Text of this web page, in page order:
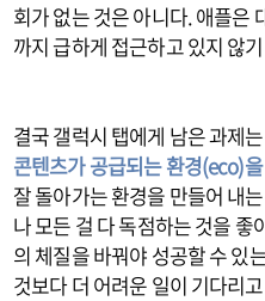
회가 없는 것은 아니다. 애플은
까지 급하게 접근하고 있지 않
결국 갤럭시 탭에게 남은 과제
콘텐츠가 공급되는 환경(eco)
잘 돌아가는 환경을 만들어 내
나 모든 걸 다 독점하는 것을
의 체질을 바꿔야 성공할 수 있
것보다 더 어려운 일이 기다리